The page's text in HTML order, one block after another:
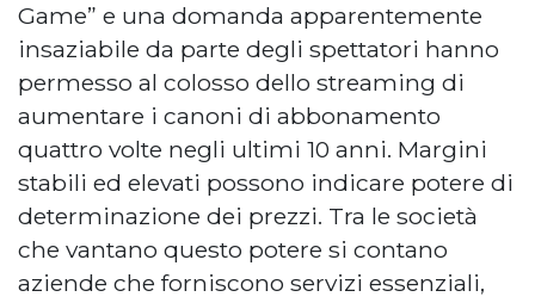
Game” e una domanda apparentemente
insaziabile da parte degli spettatori hanno
permesso al colosso dello streaming di
aumentare i canoni di abbonamento
quattro volte negli ultimi 10 anni. Margini
stabili ed elevati possono indicare potere di
determinazione dei prezzi. Tra le società
che vantano questo potere si contano
aziende che forniscono servizi essenziali,